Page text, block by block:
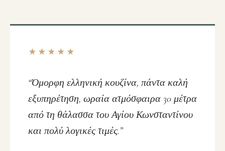
★★★★★
“Όμορφη ελληνική κουζίνα, πάντα καλή
εξυπηρέτηση, ωραία ατμόσφαιρα 30 μέτρα
από τη θάλασσα του Αγίου Κωνσταντίνου
και πολύ λογικές τιμές.”